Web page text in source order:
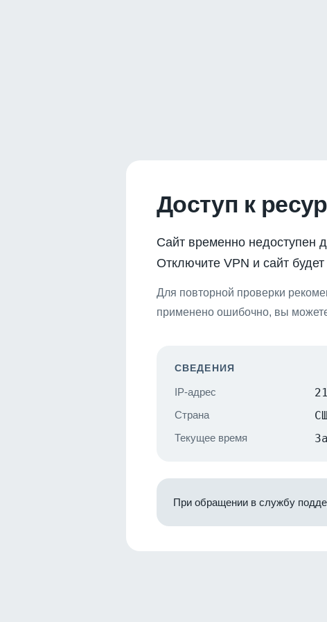
Доступ к
Сайт временно недоступен
Отключите VPN и сайт будет
Для повторной проверки
применено ошибочно, вы
СВЕДЕНИЯ
IP-адрес
Страна
Текущее время
При обращении в службу